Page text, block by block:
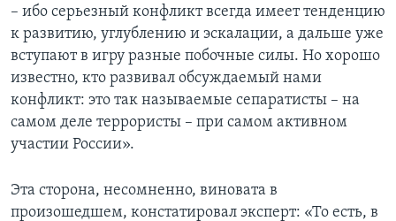
– ибо серьезный конфликт всегда имеет тенденцию
к развитию, углублению и эскалации, а дальше уже
вступают в игру разные побочные силы. Но хорошо
известно, кто развивал обсуждаемый нами
конфликт: это так называемые сепаратисты – на
самом деле террористы – при самом активном
участии России».
Эта сторона, несомненно, виновата в
произошедшем, констатировал эксперт: «То есть, в